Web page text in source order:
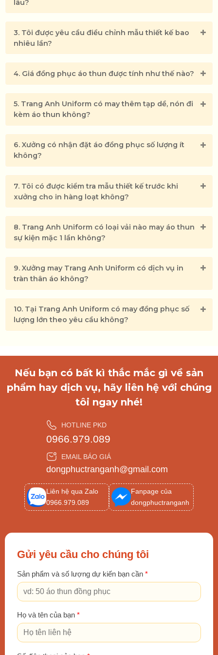
Tại sao nhân viên cần có đồng phục
khách sạn
Khách sạn là môi trường chuyên nghiệp, hằng
ngày phải tiếp đón nhiều khách hàng. Các nhân
viên thuộc những bộ phận khác nhau như lễ
tân, quản lý, tạp vụ đều phải có đồng phục để
nghiệp trong môi trường này.
Bên cạnh đó đồng phục còn là một trong
những tiêu chuẩn để đánh giá cách làm việc,
quy mô và khả năng của khách sạn. Nếu khách
sạn có những bộ đồng phục phù hợp cho nhân
viên sẽ tạo được phong cách riêng và cũng là
của khách hàng và đối tác.
Khi khoác trên người đồng phục khách sạn,
nhân viên sẽ có ý thức với công việc mà họ
đang làm. Đồng phục không chỉ thể hiện trách
trong một môi trường với nhau.
lâu?
3. Tôi được yêu cầu điều chỉnh mẫu thiết kế bao
nhiêu lần?
4. Giá đồng phục áo thun được tính như thế nào?
5. Trang Anh Uniform có may thêm tạp dề, nón đi
kèm áo thun không?
6. Xưởng có nhận đặt áo đồng phục số lượng ít
không?
7. Tôi có được kiểm tra mẫu thiết kế trước khi
xưởng cho in hàng loạt không?
8. Trang Anh Uniform có loại vải nào may áo thun
sự kiện mặc 1 lần không?
9. Xưởng may Trang Anh Uniform có dịch vụ in
tràn thân áo không?
10. Tại Trang Anh Uniform có may đồng phục số
lượng lớn theo yêu cầu không?
Nếu bạn có bất kì thắc mắc gì về sản
phẩm hay dịch vụ, hãy liên hệ với chúng
tôi ngay nhé!
HOTLINE PKD
0966.979.089
EMAIL BÁO GIÁ
dongphuctranganh@gmail.com
Liên hệ qua Zalo
0966.979.089
Fanpage của
dongphuctranganh
Gửi yêu cầu cho chúng tôi
Sản phẩm và số lượng dự kiến bạn cần *
Họ và tên của bạn *